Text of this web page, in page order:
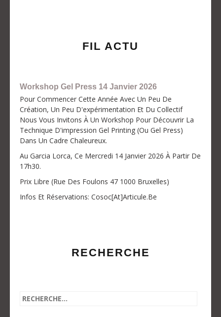
FIL ACTU
Workshop Gel Press 14 Janvier 2026
Pour Commencer Cette Année Avec Un Peu De
Création, Un Peu D'expérimentation Et Du Collectif
Nous Vous Invitons À Un Workshop Pour Découvrir La
Technique D'impression Gel Printing (ou Gel Press)
Dans Un Cadre Chaleureux.
Au Garcia Lorca, Ce Mercredi 14 Janvier 2026 À Partir De
17h30.
Prix Libre (Rue Des Foulons 47 1000 Bruxelles)
Infos Et Réservations: Cosoc[at]articule.be
RECHERCHE